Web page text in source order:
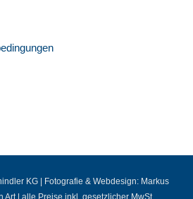
KG | Fotografie & Webdesign: Markus
Art| alle Preise inkl. gesetzlicher MwSt.